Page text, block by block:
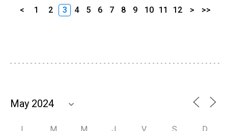
< 1 2 3 4 5 6 7 8 9 10 11 12 > >>